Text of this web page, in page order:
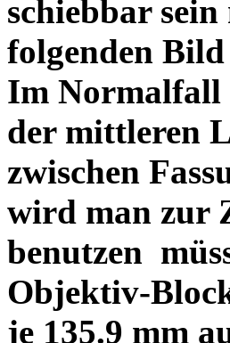
schiebbar
folgenden
Im Normalfall
der mittleren
zwischen
wird man zur
benutzen
Objektiv-
je 135.9 mm